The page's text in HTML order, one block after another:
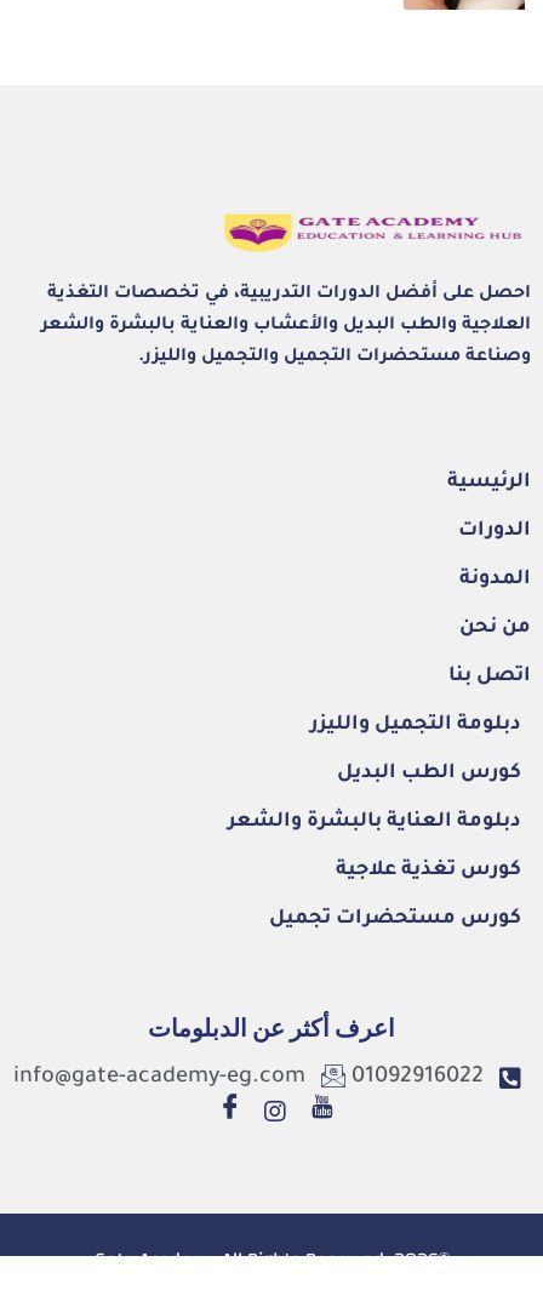
احصل على أفضل الدورات التدريبية، في تخصصات التغذية
العلاجية والطب البديل والأعشاب والعناية بالبشرة والشعر
وصناعة مستحضرات التجميل والتجميل والليزر.
الرئيسية
الدورات
المدونة
من نحن
اتصل بنا
دبلومة التجميل والليزر
كورس الطب البديل
دبلومة العناية بالبشرة والشعر
كورس تغذية علاجية
كورس مستحضرات تجميل
اعرف أكثر عن الدبلومات
01092916022
info@gate-academy-eg.com
©2026. Gate Academy All Rights Reserved